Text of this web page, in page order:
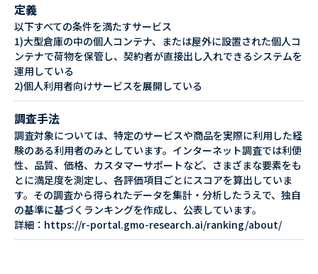
定義
以下すべての条件を満たすサービス
1)大型倉庫の中の個人コンテナ、または屋外に設置された個人コ
ンテナで荷物を保管し、契約者が直接出し入れできるシステムを
運用している
2)個人利用者向けサービスを展開している
調査手法
調査対象については、特定のサービスや商品を実際に利用した経
験のある利用者のみとしています。インターネット調査では利便
性、品質、価格、カスタマーサポートなど、さまざまな要素をも
とに満足度を測定し、各評価項目ごとにスコアを算出していま
す。その調査から得られたデータを集計・分析したうえで、独自
の基準に基づくランキングを作成し、公表しています。
詳細：https://r-portal.gmo-research.ai/ranking/about/